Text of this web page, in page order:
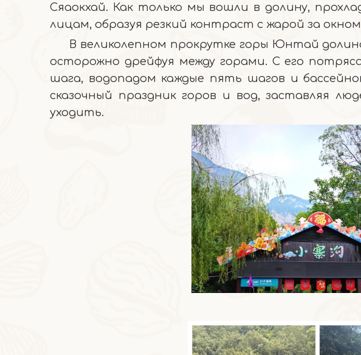
Сяаокхай. Как только мы вошли в долину,
лицам, образуя резкий контраст с жарой за
В великолепном прокрутке горы Юнтай
осторожно дрейфуя между горами. С его
шага, водопадом каждые пять шагов и
сказочный праздник горов и вод, заставляя
уходить.